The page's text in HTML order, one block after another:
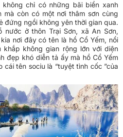
chỉ có những bãi biển xanh
mà còn có một nơi thâm sơn cùng
đứng ngồi không yên thời gian qua.
nước ở thôn Trại Sơn, xã An Sơn,
nơi đây có tên là hồ Cổ Yếm, nổi
không gian rộng lớn với diện
đẹp khó diễn tả ấy mà hồ Cổ Yếm
tên sociu là “tuyệt tình cốc ”của